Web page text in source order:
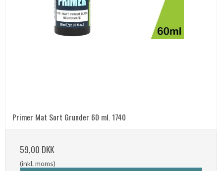
Primer Mat Sort Grunder 60 ml. 1740
59,00 DKK
(inkl. moms)